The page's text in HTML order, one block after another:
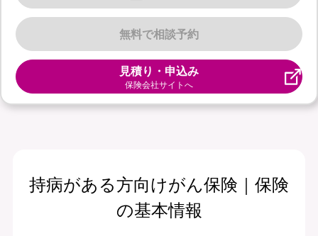
無料で相談予約
見積り・申込み
保険会社サイトへ
持病がある方向けがん保険｜保険
の基本情報